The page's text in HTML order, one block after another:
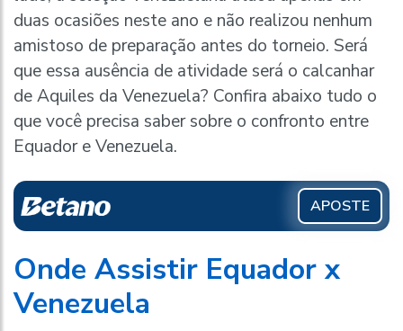
duas ocasiões neste ano e não realizou nenhum
amistoso de preparação antes do torneio. Será
que essa ausência de atividade será o calcanhar
de Aquiles da Venezuela? Confira abaixo tudo o
que você precisa saber sobre o confronto entre
Equador e Venezuela.
APOSTE
Onde Assistir Equador x
Venezuela